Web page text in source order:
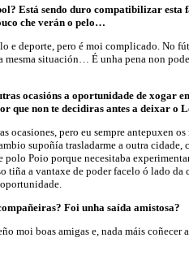
Está sendo duro compatibilizar esta
che verán o pelo…
e deporte, pero é moi complicado. No
mesma situación… É unha pena non
ocasións a oportunidade de xogar
que non te decidiras antes a deixar o
ocasiones, pero eu sempre antepuxen os
supoñía trasladarme a outra cidade,
Poio porque necesitaba
tiña a vantaxe de poder facelo ó lado
Foi unha saída amistosa?
moi boas amigas e, nada máis coñecer